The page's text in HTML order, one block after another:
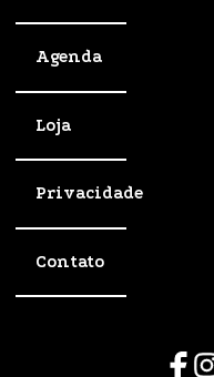
Agenda
Loja
Privacidade
Contato